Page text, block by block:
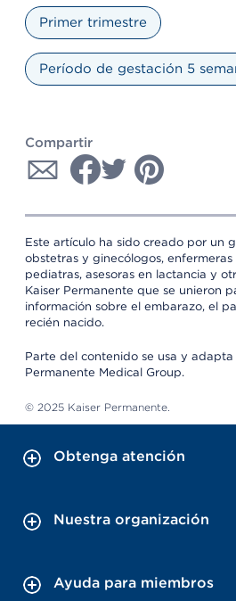
Primer trimestre
Período de gestación 5
Compartir
Este artículo ha sido creado por un
obstetras y ginecólogos,
pediatras, asesoras en lactancia y
Kaiser Permanente que se unieron
información sobre el embarazo, el
recién nacido.
Parte del contenido se usa y
Permanente Medical Group.
© 2025 Kaiser Permanente.
Obtenga atención
Nuestra organización
Ayuda para miembros